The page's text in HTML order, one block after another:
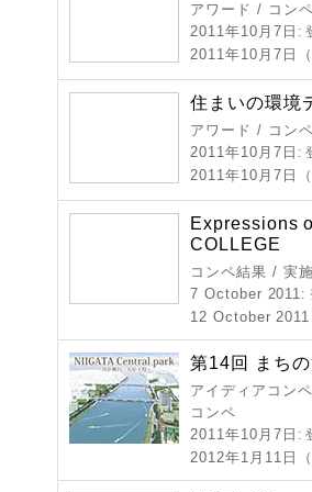
アワード / コン
2011年10月7日 :
2011年10月7日
住まいの環境
アワード / コン
2011年10月7日 :
2011年10月7日
Expressions
COLLEGE
コンペ結果 / 実
7 October 2011:
12 October
第14回 まち
アイディアコン
コンペ
2011年10月7日 :
2012年1月11日